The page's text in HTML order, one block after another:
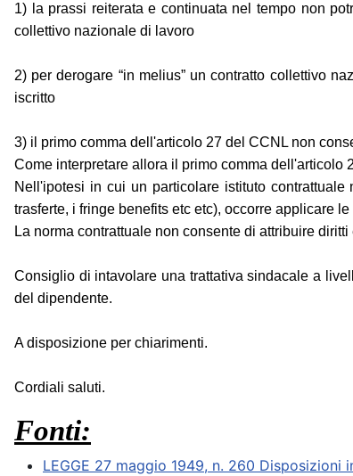
1) la prassi reiterata e continuata nel tempo non
collettivo nazionale di lavoro
2) per derogare “in melius” un contratto collettivo
iscritto
3) il primo comma dell'articolo 27 del CCNL non
Come interpretare allora il primo comma dell'articolo
Nell'ipotesi in cui un particolare istituto
trasferte, i fringe benefits etc etc), occorre applicare
La norma contrattuale non consente di attribuire
Consiglio di intavolare una trattativa sindacale a
del dipendente.
A disposizione per chiarimenti.
Cordiali saluti.
Fonti:
LEGGE 27 maggio 1949, n. 260 Disposizioni